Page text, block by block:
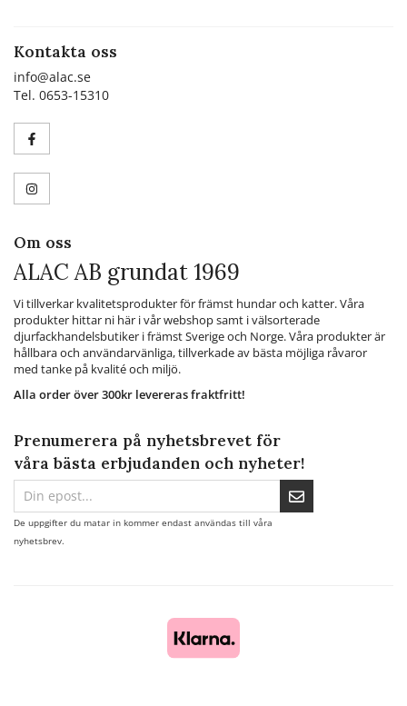
Kontakta oss
info@alac.se
Tel. 0653-15310
Om oss
ALAC AB grundat 1969
Vi tillverkar kvalitetsprodukter för främst hundar och katter. Våra
produkter hittar ni här i vår webshop samt i välsorterade
djurfackhandelsbutiker i främst Sverige och Norge. Våra produkter är
hållbara och användarvänliga, tillverkade av bästa möjliga råvaror
med tanke på kvalité och miljö.
Alla order över 300kr levereras fraktfritt!
Prenumerera på nyhetsbrevet för
våra bästa erbjudanden och nyheter!
De uppgifter du matar in kommer endast användas till våra
nyhetsbrev.